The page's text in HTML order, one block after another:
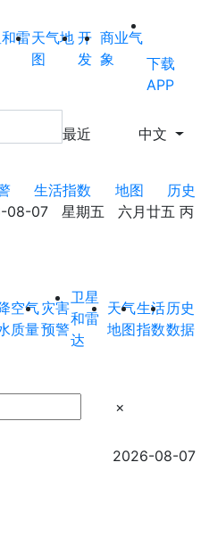
雷天气地
图
开
发
商业气
象
下载
APP
最近 中文
生活指数 地图
历史
08-07 星期五 六月廿五 丙
空气
质量
灾害
预警
卫星
和雷
达
天气
地图
生活
指数
历史
数据
×
2026-08-07